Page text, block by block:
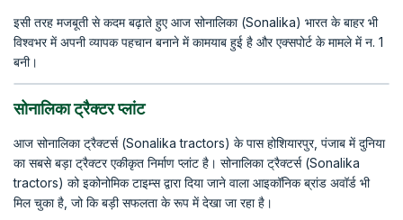
इसी तरह मजबूती से कदम बढ़ाते हुए आज सोनालिका (Sonalika) भारत के बाहर भी
विश्वभर में अपनी व्यापक पहचान बनाने में कामयाब हुई है और एक्सपोर्ट के मामले में न. 1
बनी।
सोनालिका ट्रैक्टर प्लांट
आज सोनालिका ट्रैक्टर्स (Sonalika tractors) के पास होशियारपुर, पंजाब में दुनिया
का सबसे बड़ा ट्रैक्टर एकीकृत निर्माण प्लांट है। सोनालिका ट्रैक्टर्स (Sonalika
tractors) को इकोनोमिक टाइम्स द्वारा दिया जाने वाला आइकॉनिक ब्रांड अवॉर्ड भी
मिल चुका है, जो कि बड़ी सफलता के रूप में देखा जा रहा है।